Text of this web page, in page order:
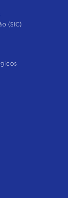
(SIC)